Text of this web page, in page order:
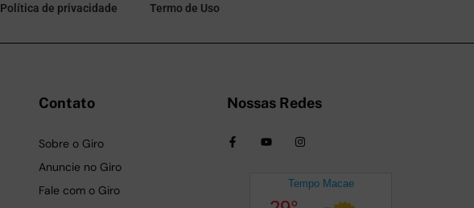
Política de privacidade Termo de Uso
Contato
Sobre o Giro
Anuncie no Giro
Fale com o Giro
Nossas Redes